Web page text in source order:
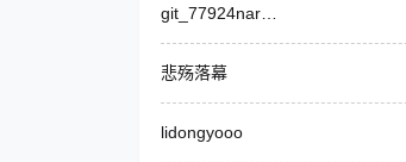
git_77924naroSEC
悲殇落幕
lidongyooo